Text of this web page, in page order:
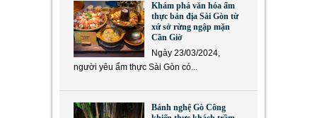
Khám phá văn hóa ẩm
thực bản địa Sài Gòn từ
xứ sở rừng ngập mặn
Cần Giờ
Ngày 23/03/2024,
người yêu ẩm thực Sài Gòn có...
Bánh nghệ Gò Công